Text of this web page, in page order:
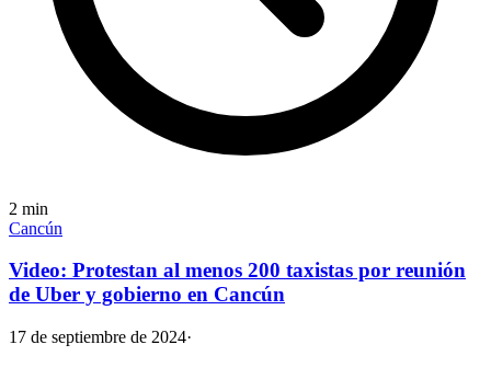
2 min
Cancún
Video: Protestan al menos 200 taxistas por reunión
de Uber y gobierno en Cancún
17 de septiembre de 2024·